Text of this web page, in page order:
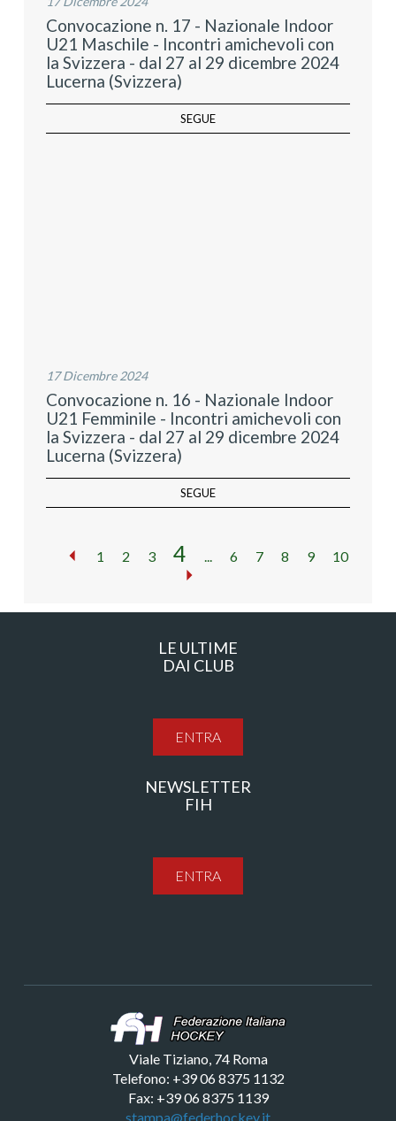
Convocazione n. 17 - Nazionale Indoor
U21 Maschile - Incontri amichevoli con
la Svizzera - dal 27 al 29 dicembre 2024
Lucerna (Svizzera)
SEGUE
17 Dicembre 2024
Convocazione n. 16 - Nazionale Indoor
U21 Femminile - Incontri amichevoli con
la Svizzera - dal 27 al 29 dicembre 2024
Lucerna (Svizzera)
SEGUE
1 2 3 4 ... 6 7 8 9 10
LE ULTIME
DAI CLUB
ENTRA
NEWSLETTER
FIH
ENTRA
Viale Tiziano, 74 Roma
Telefono: +39 06 8375 1132
Fax: +39 06 8375 1139
stampa@federhockey.it